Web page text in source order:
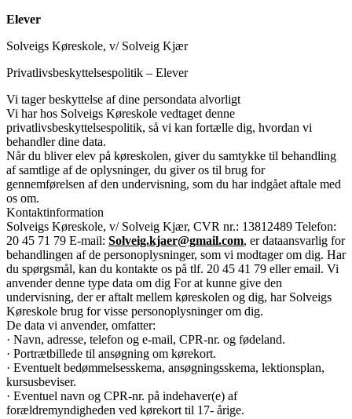
Elever
Solveigs Køreskole, v/ Solveig Kjær
Privatlivsbeskyttelsespolitik – Elever
Vi tager beskyttelse af dine persondata alvorligt
Vi har hos Solveigs Køreskole vedtaget denne
privatlivsbeskyttelsespolitik, så vi kan fortælle dig, hvordan vi
behandler dine data.
Når du bliver elev på køreskolen, giver du samtykke til behandling
af samtlige af de oplysninger, du giver os til brug for
gennemførelsen af den undervisning, som du har indgået aftale med
os om.
Kontaktinformation
Solveigs Køreskole, v/ Solveig Kjær, CVR nr.: 13812489 Telefon:
20 45 71 79 E-mail: Solveig.kjaer@gmail.com, er dataansvarlig for
behandlingen af de personoplysninger, som vi modtager om dig. Har
du spørgsmål, kan du kontakte os på tlf. 20 45 41 79 eller email. Vi
anvender denne type data om dig For at kunne give den
undervisning, der er aftalt mellem køreskolen og dig, har Solveigs
Køreskole brug for visse personoplysninger om dig.
De data vi anvender, omfatter:
· Navn, adresse, telefon og e-mail, CPR-nr. og fødeland.
· Portrætbillede til ansøgning om kørekort.
· Eventuelt bedømmelsesskema, ansøgningsskema, lektionsplan,
kursusbeviser.
· Eventuel navn og CPR-nr. på indehaver(e) af
forældremyndigheden ved kørekort til 17- årige.